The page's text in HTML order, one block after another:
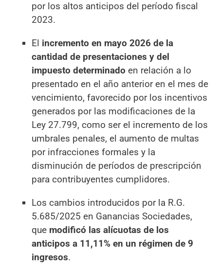
por los altos anticipos del período fiscal
2023.
El incremento en mayo 2026 de la
cantidad de presentaciones y del
impuesto determinado en relación a lo
presentado en el año anterior en el mes de
vencimiento, favorecido por los incentivos
generados por las modificaciones de la
Ley 27.799, como ser el incremento de los
umbrales penales, el aumento de multas
por infracciones formales y la
disminución de períodos de prescripción
para contribuyentes cumplidores.
Los cambios introducidos por la R.G.
5.685/2025 en Ganancias Sociedades,
que modificó las alícuotas de los
anticipos a 11,11% en un régimen de 9
ingresos.